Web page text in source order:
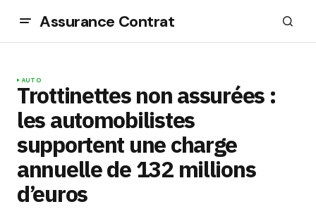
Assurance Contrat
AUTO
Trottinettes non assurées :
les automobilistes
supportent une charge
annuelle de 132 millions
d’euros